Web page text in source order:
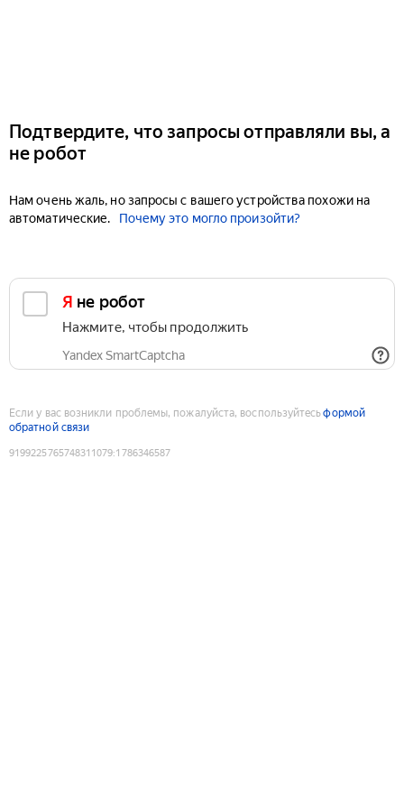
Подтвердите, что запросы отправляли вы, а
не робот
Нам очень жаль, но запросы с вашего устройства похожи на
автоматические.
Почему это могло произойти?
Я не робот
Нажмите, чтобы продолжить
Yandex SmartCaptcha
Если у вас возникли проблемы, пожалуйста, воспользуйтесьформой
обратной связи
9199225765748311079:1786346587